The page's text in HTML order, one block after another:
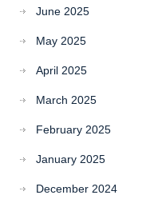
June 2025
May 2025
April 2025
March 2025
February 2025
January 2025
December 2024